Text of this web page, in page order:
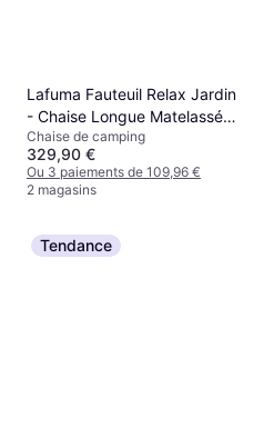
Lafuma Fauteuil Relax Jardin
- Chaise Longue Matelassé
Zéro Gravité Rsx Clip
Aircomfort Noir Acier Mobilier
Chaise de camping
329,90 €
Ou 3 paiements de 109,96 €
2 magasins
Tendance